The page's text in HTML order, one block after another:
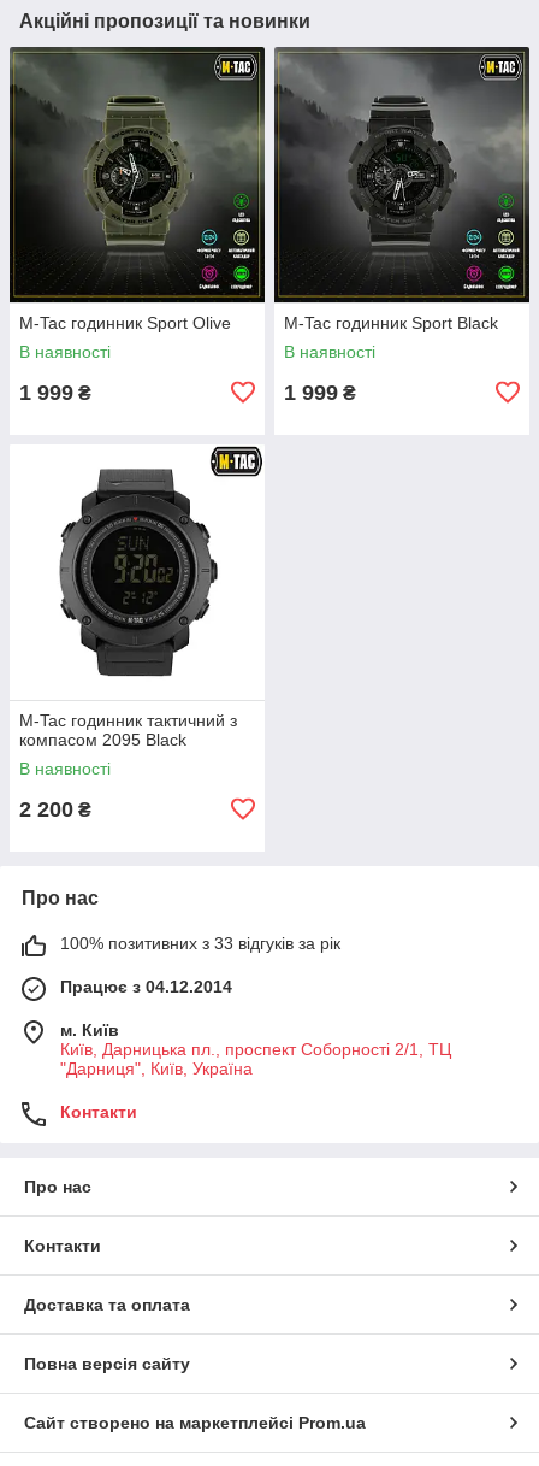
Акційні пропозиції та новинки
M-Tac годинник Sport Olive
В наявності
1 999 ₴
M-Tac годинник Sport Black
В наявності
1 999 ₴
M-Tac годинник тактичний з
компасом 2095 Black
В наявності
2 200 ₴
Про нас
100% позитивних з 33 відгуків за рік
Працює з 04.12.2014
м. Київ
Київ, Дарницька пл., проспект Соборності 2/1, ТЦ
"Дарниця", Київ, Україна
Контакти
Про нас
Контакти
Доставка та оплата
Повна версія сайту
Сайт створено на маркетплейсі Prom.ua